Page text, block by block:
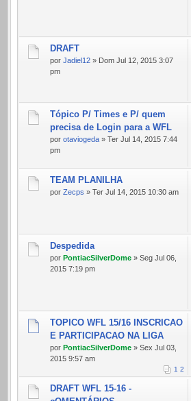
DRAFT
por Jadiel12 » Dom Jul 12, 2015 3:07
pm
Tópico P/ Times e P/ quem
precisa de Login para a WFL
por otaviogeda » Ter Jul 14, 2015 7:44
pm
TEAM PLANILHA
por Zecps » Ter Jul 14, 2015 10:30 am
Despedida
por PontiacSilverDome » Seg Jul 06,
2015 7:19 pm
TOPICO WFL 15/16 INSCRICAO
E PARTICIPACAO NA LIGA
por PontiacSilverDome » Sex Jul 03,
2015 9:57 am
1 2
DRAFT WFL 15-16 -